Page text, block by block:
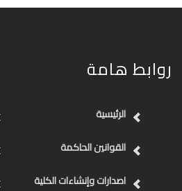
روابط هامة
الرئيسية
القوانين الحاكمة
اصدارات وإنشاءات الكلية